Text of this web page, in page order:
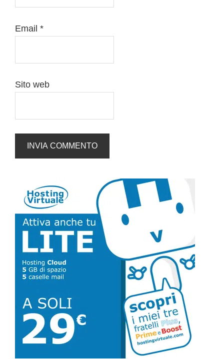
Email *
Sito web
Barra
laterale
primaria